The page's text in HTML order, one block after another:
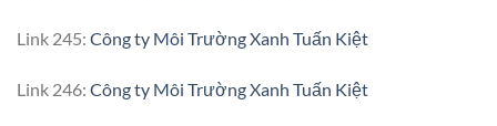
Link 245: Công ty Môi Trường Xanh Tuấn Kiệt
Link 246: Công ty Môi Trường Xanh Tuấn Kiệt